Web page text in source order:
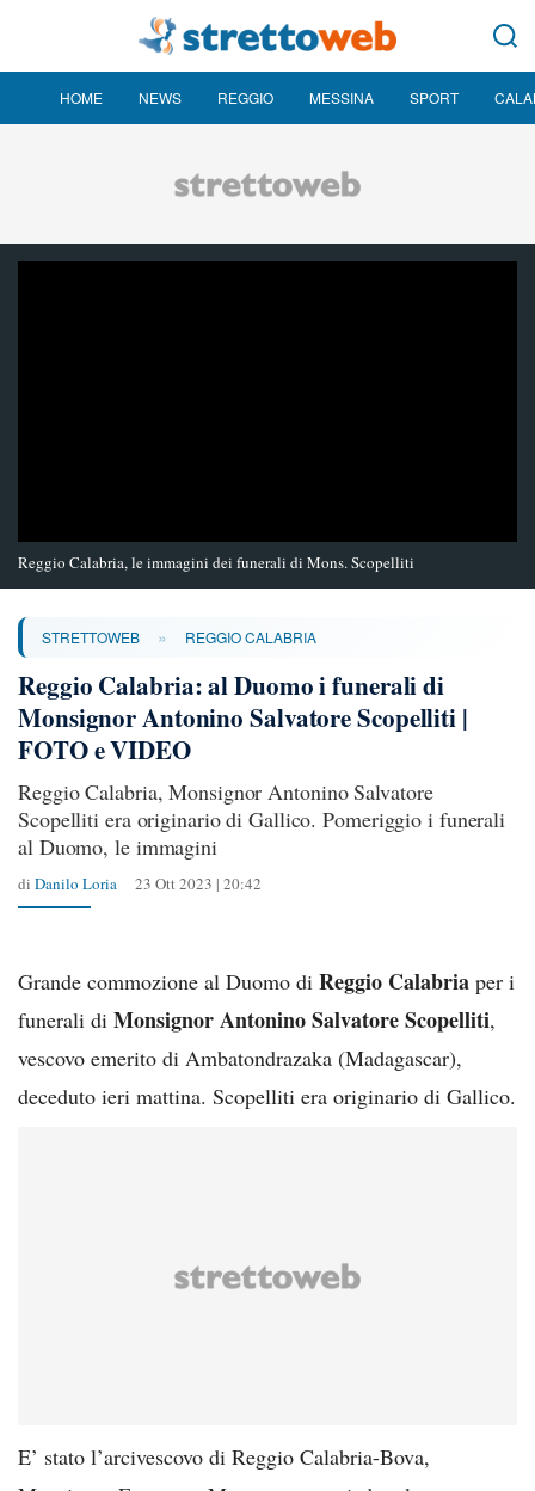
HOME NEWS REGGIO MESSINA SPORT
Reggio Calabria, le immagini dei funerali di Mons. Scopelliti
STRETTOWEB » REGGIO CALABRIA
Reggio Calabria: al Duomo i funerali di
Monsignor Antonino Salvatore Scopelliti |
FOTO e VIDEO
Reggio Calabria, Monsignor Antonino Salvatore
Scopelliti era originario di Gallico. Pomeriggio i funerali
al Duomo, le immagini
di Danilo Loria 23 Ott 2023 | 20:42
Grande commozione al Duomo di Reggio Calabria per i
funerali di Monsignor Antonino Salvatore Scopelliti,
vescovo emerito di Ambatondrazaka (Madagascar),
deceduto ieri mattina. Scopelliti era originario di Gallico.
E’ stato l’arcivescovo di Reggio Calabria-Bova,